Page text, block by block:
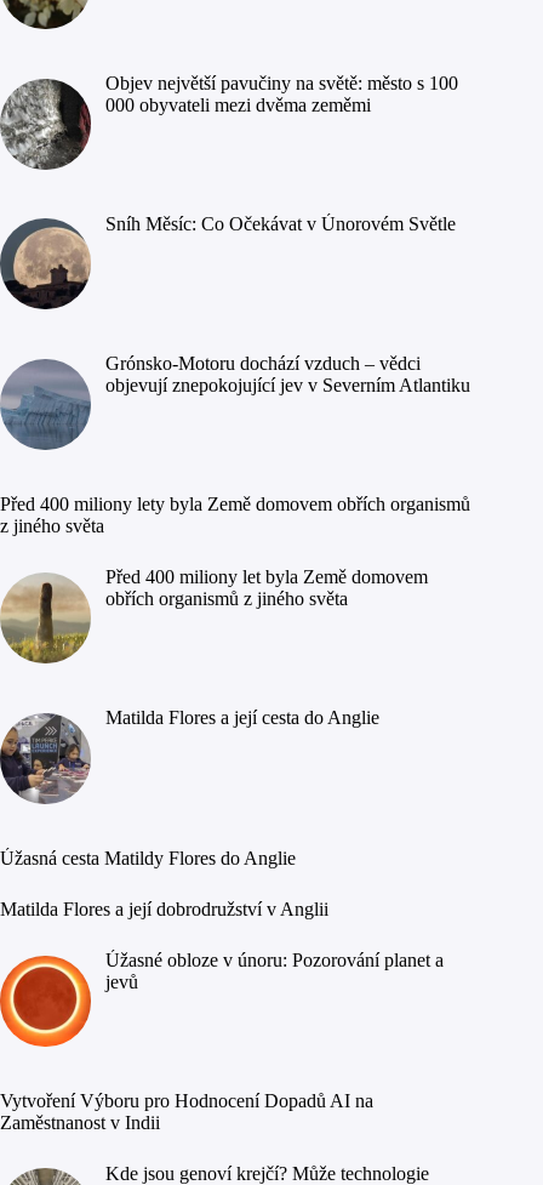
Objev největší pavučiny na světě: město s 100
000 obyvateli mezi dvěma zeměmi
Sníh Měsíc: Co Očekávat v Únorovém Světle
Grónsko-Motoru dochází vzduch – vědci
objevují znepokojující jev v Severním Atlantiku
Před 400 miliony lety byla Země domovem obřích organismů
z jiného světa
Před 400 miliony let byla Země domovem
obřích organismů z jiného světa
Matilda Flores a její cesta do Anglie
Úžasná cesta Matildy Flores do Anglie
Matilda Flores a její dobrodružství v Anglii
Úžasné obloze v únoru: Pozorování planet a
jevů
Vytvoření Výboru pro Hodnocení Dopadů AI na
Zaměstnanost v Indii
Kde jsou genoví krejčí? Může technologie